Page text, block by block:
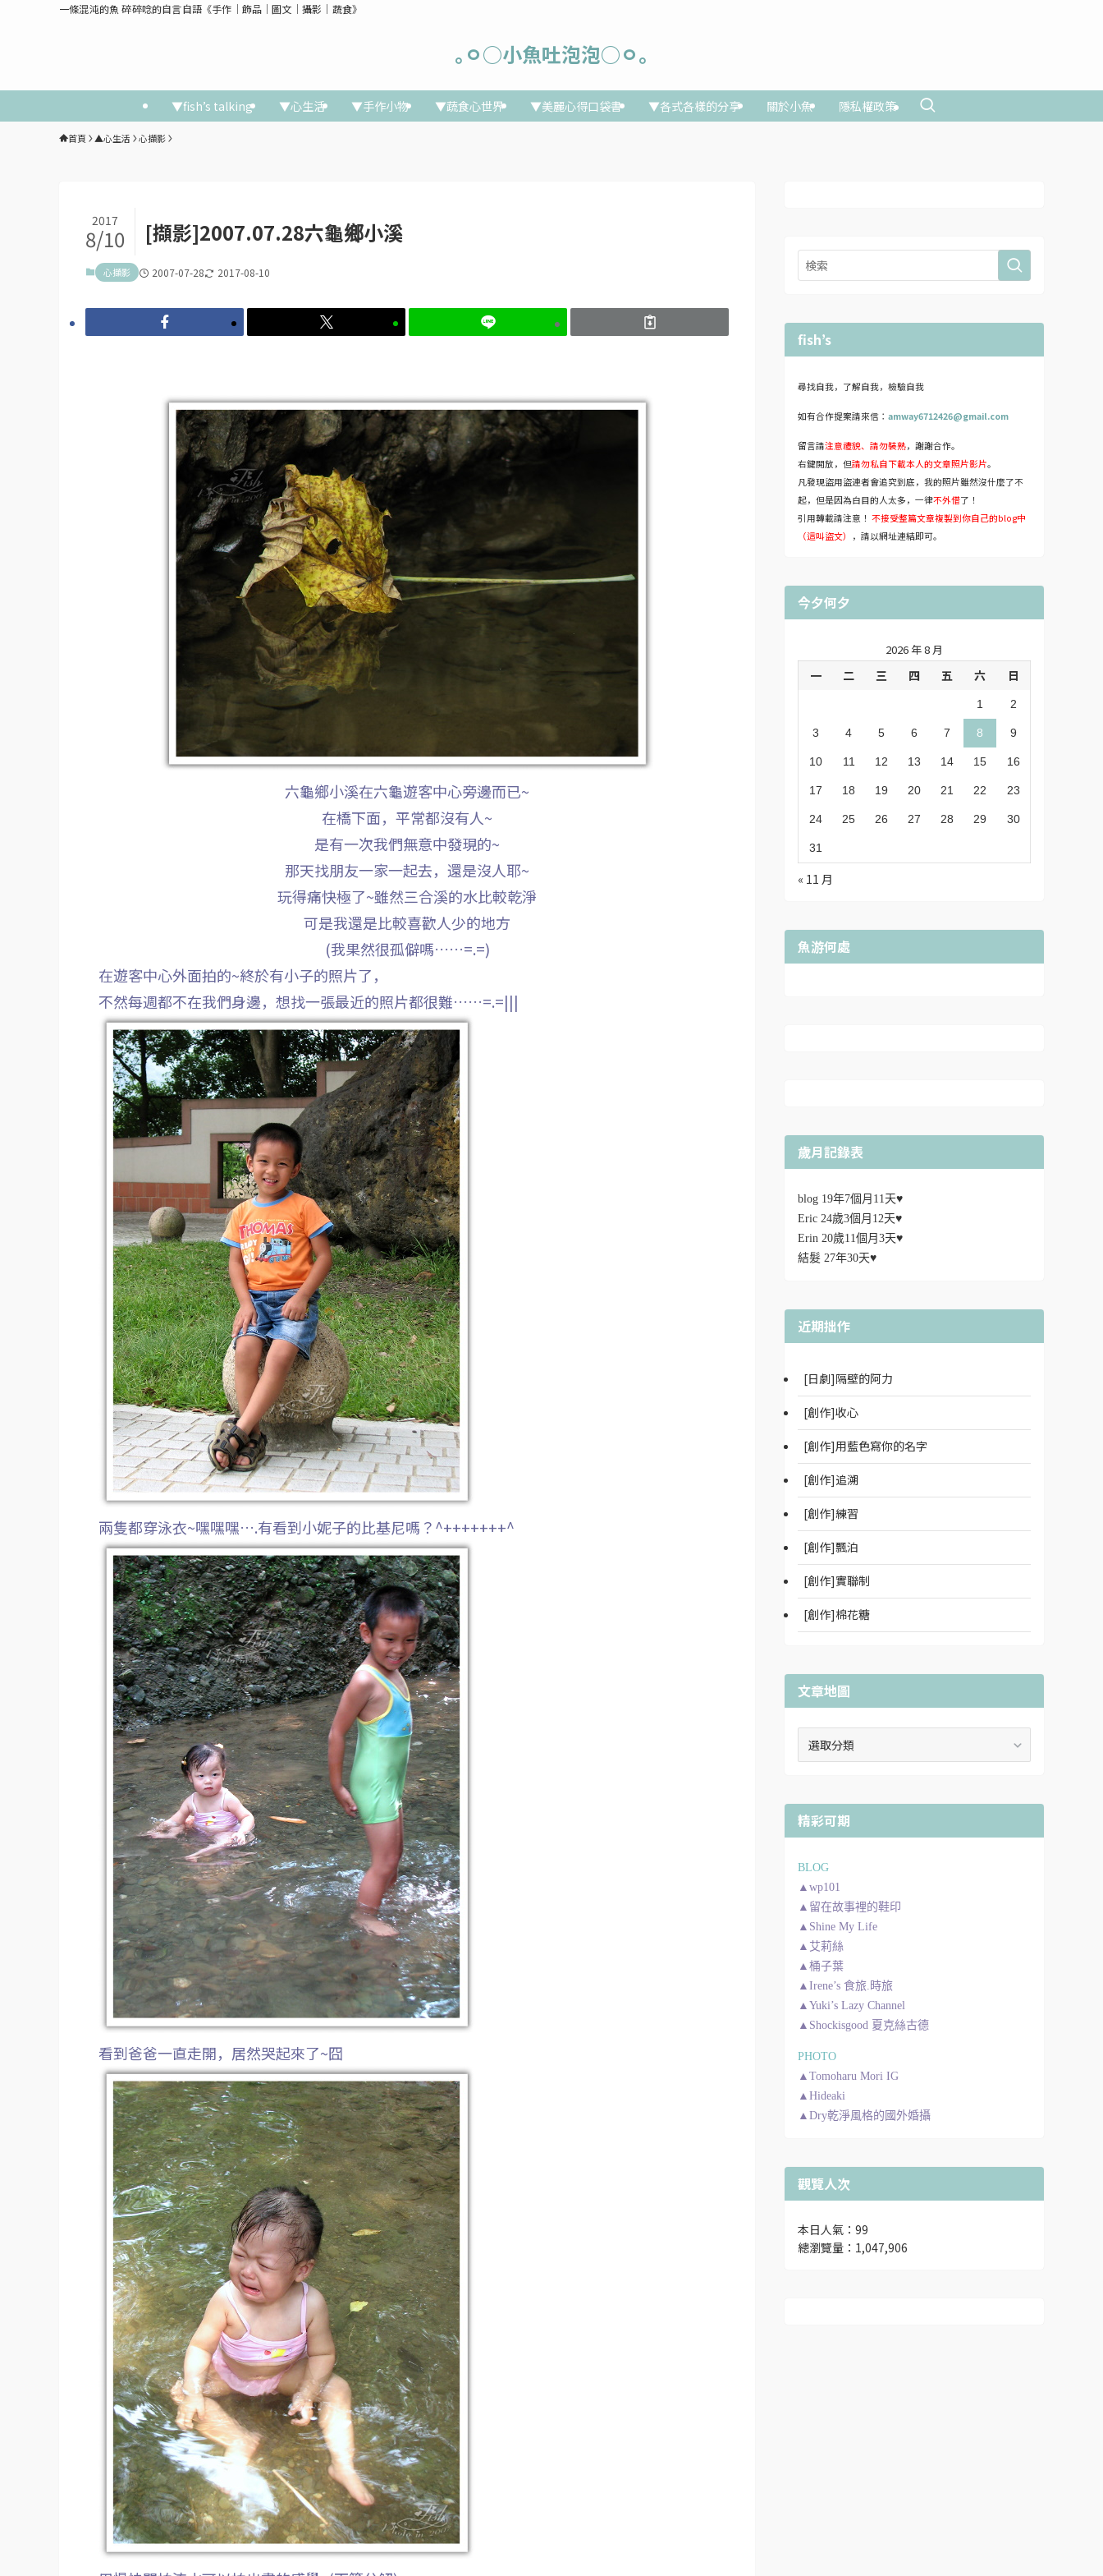
一條混沌的魚 碎碎唸的自言自語《手作│飾品│圖文│攝影│蔬食》
｡ㅇ○小魚吐泡泡○ㅇ｡
▼fish’s talking ▼心生活 ▼手作小物 ▼蔬食心世界 ▼美麗心得口袋書 ▼各式各樣的分享 關於小魚 隱私權政策
首頁 ▲心生活 心擷影
[擷影]2007.07.28六龜鄉小溪
2017
8/10
心擷影 2007-07-28 2017-08-10
六龜鄉小溪在六龜遊客中心旁邊而已~
在橋下面，平常都沒有人~
是有一次我們無意中發現的~
那天找朋友一家一起去，還是沒人耶~
玩得痛快極了~雖然三合溪的水比較乾淨
可是我還是比較喜歡人少的地方
(我果然很孤僻嗎……=.=)
在遊客中心外面拍的~終於有小子的照片了，
不然每週都不在我們身邊，想找一張最近的照片都很難……=.=|||
兩隻都穿泳衣~嘿嘿嘿….有看到小妮子的比基尼嗎？^+++++++^
看到爸爸一直走開，居然哭起來了~囧
fish’s
尋找自我，了解自我，檢驗自我
如有合作提案請來信： amway6712426@gmail.com
留言請注意禮貌、請勿裝熟，謝謝合作。
右鍵開放，但請勿私自下載本人的文章照片影片。
凡發現盜用盜連者會追究到底，我的照片雖然沒什麼了不
起，但是因為白目的人太多，一律不外借了！
引用轉載請注意！ 不接受整篇文章複製到你自己的blog中
（這叫盜文）
，請以網址連結即可。
今夕何夕
2026 年 8 月
一 二 三 四 五 六 日
1 2
3 4 5 6 7 8 9
10 11 12 13 14 15 16
17 18 19 20 21 22 23
24 25 26 27 28 29 30
31
« 11 月
魚游何處
歲月記錄表
blog 19年7個月11天♥
Eric 24歲3個月12天♥
Erin 20歲11個月3天♥
結髮 27年30天♥
近期拙作
[日劇]隔壁的阿力
[創作]收心
[創作]用藍色寫你的名字
[創作]追溯
[創作]練習
[創作]飄泊
[創作]實聯制
[創作]棉花糖
文章地圖
精彩可期
BLOG
▲wp101
▲留在故事裡的鞋印
▲Shine My Life
▲艾莉絲
▲桶子葉
▲Irene’s 食旅.時旅
▲Yuki’s Lazy Channel
▲Shockisgood 夏克絲古德
PHOTO
▲Tomoharu Mori IG
▲Hideaki
▲Dry乾淨風格的國外婚攝
觀覽人次
本日人氣：99
總瀏覽量：1,047,906